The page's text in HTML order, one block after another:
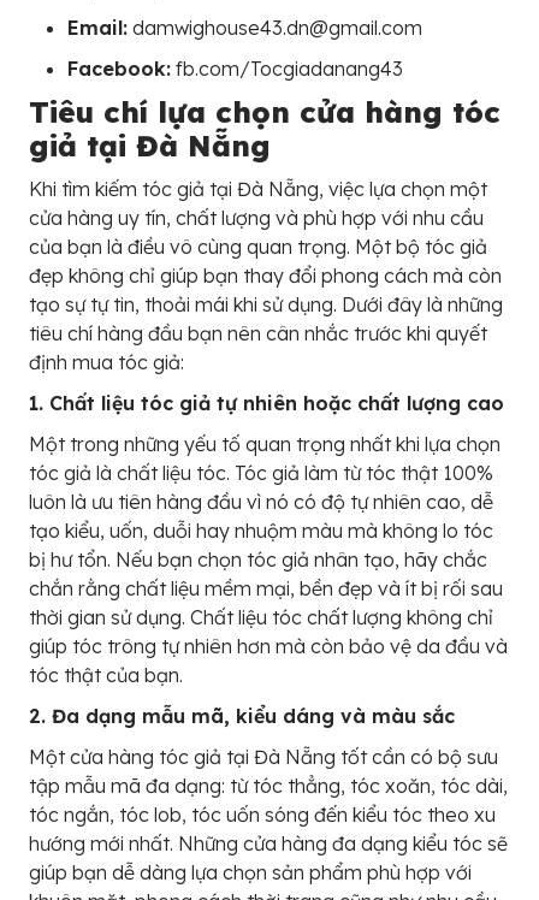
Email: damwighouse43.dn@gmail.com
Facebook: fb.com/Tocgiadanang43
Tiêu chí lựa chọn cửa hàng tóc
giả tại Đà Nẵng
Khi tìm kiếm tóc giả tại Đà Nẵng, việc lựa chọn một
cửa hàng uy tín, chất lượng và phù hợp với nhu cầu
của bạn là điều vô cùng quan trọng. Một bộ tóc giả
đẹp không chỉ giúp bạn thay đổi phong cách mà còn
tạo sự tự tin, thoải mái khi sử dụng. Dưới đây là những
tiêu chí hàng đầu bạn nên cân nhắc trước khi quyết
định mua tóc giả:
1. Chất liệu tóc giả tự nhiên hoặc chất lượng cao
Một trong những yếu tố quan trọng nhất khi lựa chọn
tóc giả là chất liệu tóc. Tóc giả làm từ tóc thật 100%
luôn là ưu tiên hàng đầu vì nó có độ tự nhiên cao, dễ
tạo kiểu, uốn, duỗi hay nhuộm màu mà không lo tóc
bị hư tổn. Nếu bạn chọn tóc giả nhân tạo, hãy chắc
chắn rằng chất liệu mềm mại, bền đẹp và ít bị rối sau
thời gian sử dụng. Chất liệu tóc chất lượng không chỉ
giúp tóc trông tự nhiên hơn mà còn bảo vệ da đầu và
tóc thật của bạn.
2. Đa dạng mẫu mã, kiểu dáng và màu sắc
Một cửa hàng tóc giả tại Đà Nẵng tốt cần có bộ sưu
tập mẫu mã đa dạng: từ tóc thẳng, tóc xoăn, tóc dài,
tóc ngắn, tóc lob, tóc uốn sóng đến kiểu tóc theo xu
hướng mới nhất. Những cửa hàng đa dạng kiểu tóc sẽ
giúp bạn dễ dàng lựa chọn sản phẩm phù hợp với